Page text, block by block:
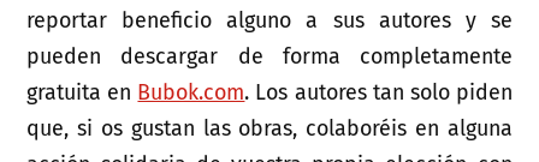
reportar beneficio alguno a sus autores y se
pueden descargar de forma completamente
gratuita en Bubok.com. Los autores tan solo piden
que, si os gustan las obras, colaboréis en alguna